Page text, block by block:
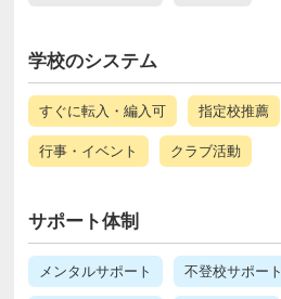
学校のシステム
すぐに転入・編入可 指定校推薦
行事・イベント クラブ活動
サポート体制
メンタルサポート 不登校サポート